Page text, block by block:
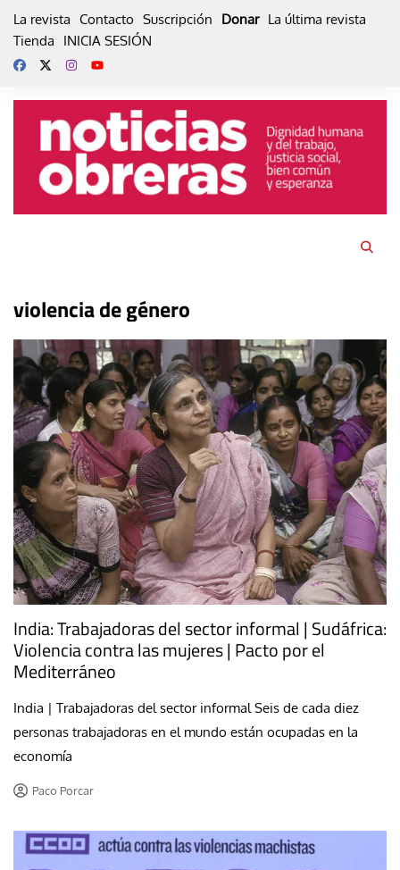
La revista Contacto Suscripción Donar La última revista
Tienda
INICIA SESIÓN
violencia de género
India: Trabajadoras del sector informal | Sudáfrica:
Violencia contra las mujeres | Pacto por el
Mediterráneo
India | Trabajadoras del sector informal Seis de cada diez
personas trabajadoras en el mundo están ocupadas en la
economía
Paco Porcar